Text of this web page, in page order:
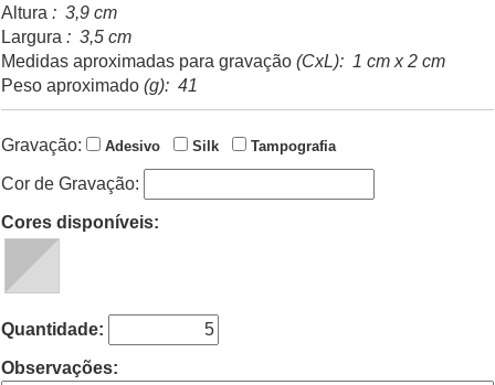
Altura : 3,9 cm
Largura : 3,5 cm
Medidas aproximadas para gravação (CxL): 1 cm x 2 cm
Peso aproximado (g): 41
Gravação: Adesivo Silk Tampografia
Cor de Gravação:
Cores disponíveis:
Quantidade:
Observações: